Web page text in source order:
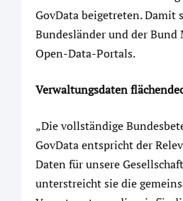
GovData beigetreten. Damit
Bundesländer und der Bund
Open-Data-Portals.
Verwaltungsdaten
„Die vollständige
GovData entspricht der
Daten für unsere
unterstreicht sie die